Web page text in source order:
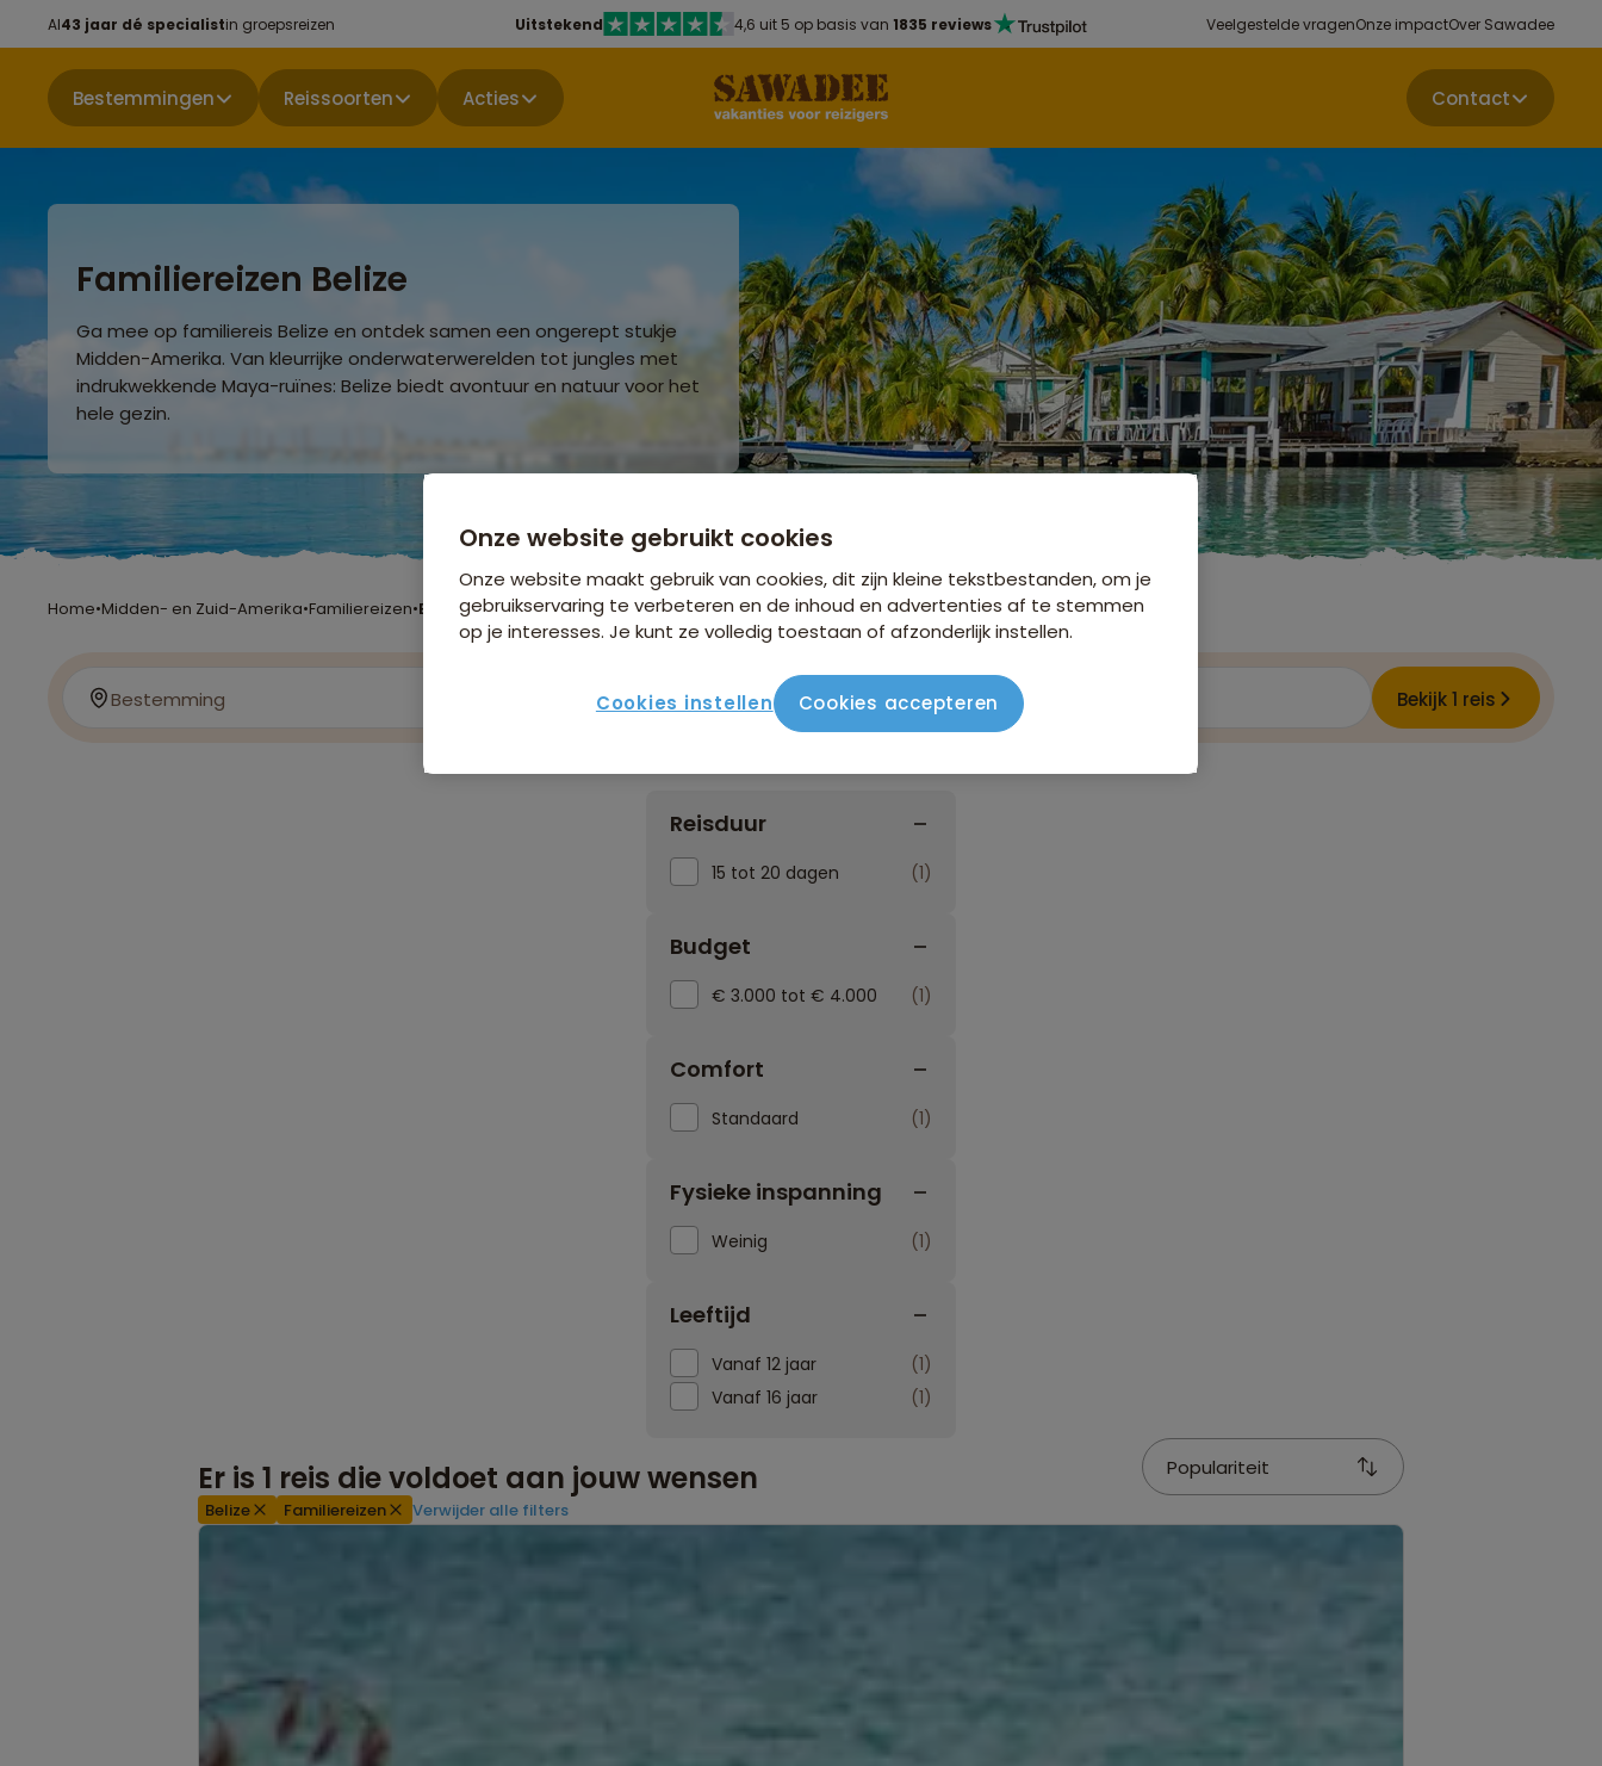
Al43 jaar dé specialistin groepsreizen Uitstekend 4,6 uit 5 op basis van 1835 reviews Veelgestelde vragenOnze impactOver Sawadee
Bestemmingen Reissoorten Acties Contact
Familiereizen Belize
Ga mee op familiereis Belize en ontdek samen een ongerept stukje
Midden-Amerika. Van kleurrijke onderwaterwerelden tot jungles met
indrukwekkende Maya-ruïnes: Belize biedt avontuur en natuur voor het
hele gezin.
Home•Midden- en Zuid-Amerika•Familiereizen•Belize
Bestemming Reissoorten Reisperiode Bekijk 1 reis
Reisduur
15 tot 20 dagen 1
Budget
€ 3.000 tot € 4.000 1
Comfort
Standaard 1
Fysieke inspanning
Weinig 1
Leeftijd
Vanaf 12 jaar
1
Vanaf 16 jaar
1
Er is1 reis die voldoet aan jouw wensen Populariteit
Belize Familiereizen Verwijder alle filters
Onze website gebruikt cookies
Onze website maakt gebruik van cookies, dit zijn kleine tekstbestanden, om je
gebruikservaring te verbeteren en de inhoud en advertenties af te stemmen
op je interesses. Je kunt ze volledig toestaan of afzonderlijk instellen.
Cookies instellen Cookies accepteren